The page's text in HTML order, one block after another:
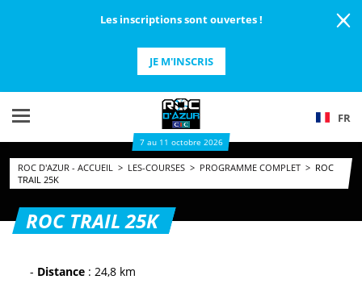
Les inscriptions sont ouvertes !
JE M'INSCRIS
FR
7 au 11 octobre 2026
ROC D'AZUR - ACCUEIL > LES-COURSES > PROGRAMME COMPLET > ROC
TRAIL 25K
ROC TRAIL 25K
- Distance : 24,8 km